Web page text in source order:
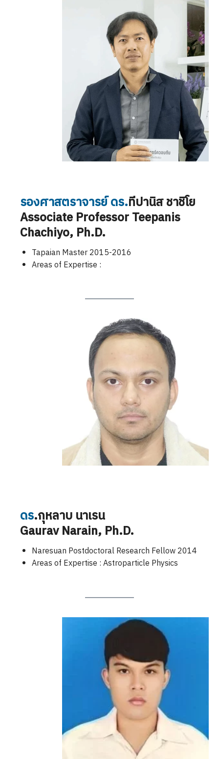
รองศาสตราจารย์ดร.ทีปานิส ชาชิโย
Associate ProfessorTeepanis
Chachiyo, Ph.D.
Tapaian Master 2015-2016
Areas of Expertise :
ดร.กุหลาบ นาเรน
Gaurav Narain, Ph.D.
Naresuan Postdoctoral Research Fellow 2014
Areas of Expertise : Astroparticle Physics